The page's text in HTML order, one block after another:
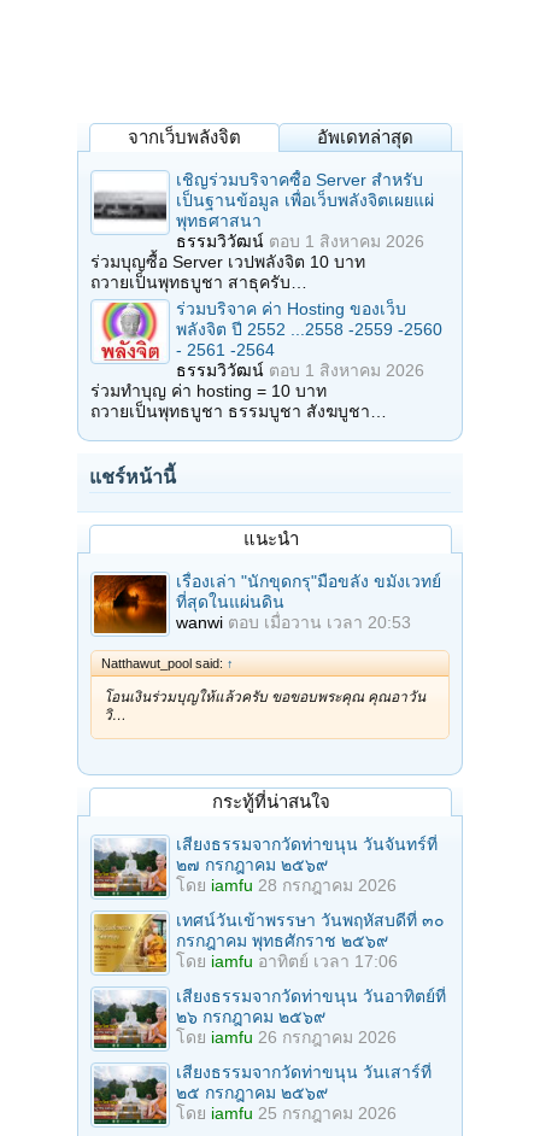
จากเว็บพลังจิต อัพเดทล่าสุด
เชิญร่วมบริจาคซื้อ Server สำหรับ
เป็นฐานข้อมูล เพื่อเว็บพลังจิตเผยแผ่
พุทธศาสนา
ธรรมวิวัฒน์ ตอบ 1 สิงหาคม 2026
ร่วมบุญซื้อ Server เวปพลังจิต 10 บาท
ถวายเป็นพุทธบูชา สาธุครับ…
ร่วมบริจาค ค่า Hosting ของเว็บ
พลังจิต ปี 2552 ...2558 -2559 -2560
- 2561 -2564
ธรรมวิวัฒน์ ตอบ 1 สิงหาคม 2026
ร่วมทำบุญ ค่า hosting = 10 บาท
ถวายเป็นพุทธบูชา ธรรมบูชา สังฆบูชา…
แชร์หน้านี้
แนะนำ
เรื่องเล่า "นักขุดกรุ"มือขลัง ขมังเวทย์
ที่สุดในแผ่นดิน
wanwi ตอบ เมื่อวาน เวลา 20:53
Natthawut_pool said: ↑
โอนเงินร่วมบุญให้แล้วครับ ขอขอบพระคุณ คุณอาวัน
วิ…
กระทู้ที่น่าสนใจ
เสียงธรรมจากวัดท่าขนุน วันจันทร์ที่
๒๗ กรกฎาคม ๒๕๖๙
โดย iamfu 28 กรกฎาคม 2026
เทศน์วันเข้าพรรษา วันพฤหัสบดีที่ ๓๐
กรกฎาคม พุทธศักราช ๒๕๖๙
โดย iamfu อาทิตย์ เวลา 17:06
เสียงธรรมจากวัดท่าขนุน วันอาทิตย์ที่
๒๖ กรกฎาคม ๒๕๖๙
โดย iamfu 26 กรกฎาคม 2026
เสียงธรรมจากวัดท่าขนุน วันเสาร์ที่
๒๕ กรกฎาคม ๒๕๖๙
โดย iamfu 25 กรกฎาคม 2026